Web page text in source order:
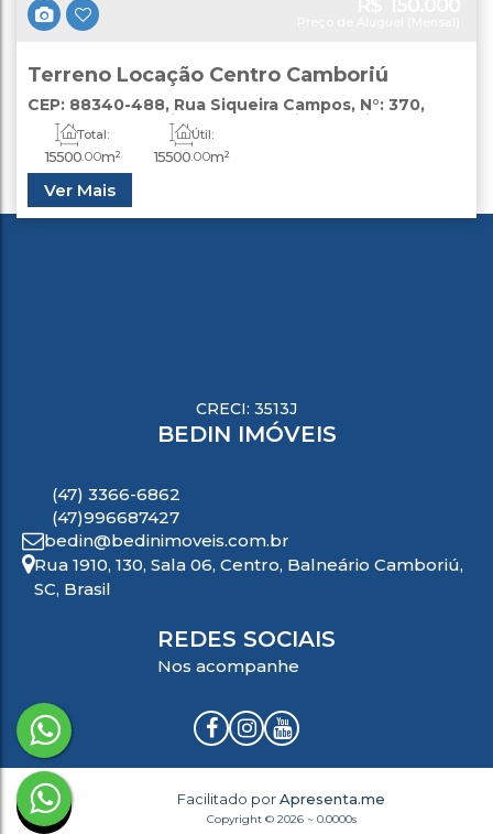
Terreno Locação Centro Camboriú
CEP: 88340-488, Rua Siqueira Campos, N°: 370,
Centro
Camboriú, Santa Catarina Brasil
Total:
15500.00m²
Útil:
15500.00m²
Ver Mais
CRECI: 3513J
BEDIN IMÓVEIS
(47) 3366-6862
(47)996687427
bedin@bedinimoveis.com.br
Rua 1910, 130, Sala 06, Centro, Balneário Camboriú,
SC, Brasil
REDES SOCIAIS
Nos acompanhe
Facilitado porApresenta.me
Copyright © 2026 ~ 0.0000s